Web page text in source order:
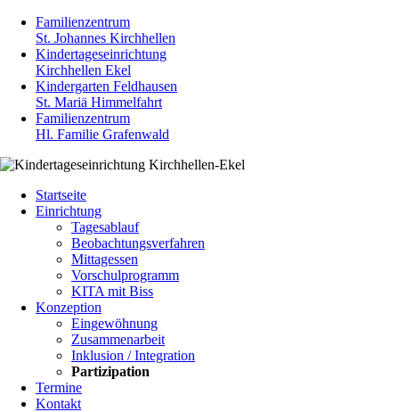
Familienzentrum
St. Johannes Kirchhellen
Kindertageseinrichtung
Kirchhellen Ekel
Kindergarten Feldhausen
St. Mariä Himmelfahrt
Familienzentrum
Hl. Familie Grafenwald
überspringen
Startseite
Einrichtung
Tagesablauf
Beobachtungsverfahren
Mittagessen
Vorschulprogramm
KITA mit Biss
Konzeption
Eingewöhnung
Zusammenarbeit
Inklusion / Integration
Partizipation
Termine
Kontakt